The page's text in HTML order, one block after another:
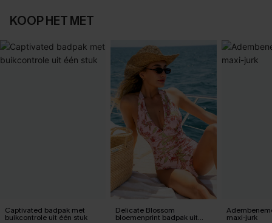
KOOP HET MET
Captivated badpak met
buikcontrole uit één stuk
Delicate Blossom
bloemenprint badpak uit maxi-jurk